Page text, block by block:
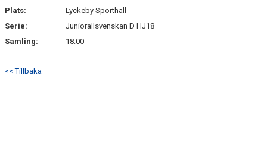
Plats:
Lyckeby Sporthall
Serie:
Juniorallsvenskan D HJ18
Samling:
18:00
<< Tillbaka